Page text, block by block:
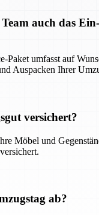
auch das
Paket umfasst auf
Auspacken Ihrer
versichert?
Möbel und
ab?